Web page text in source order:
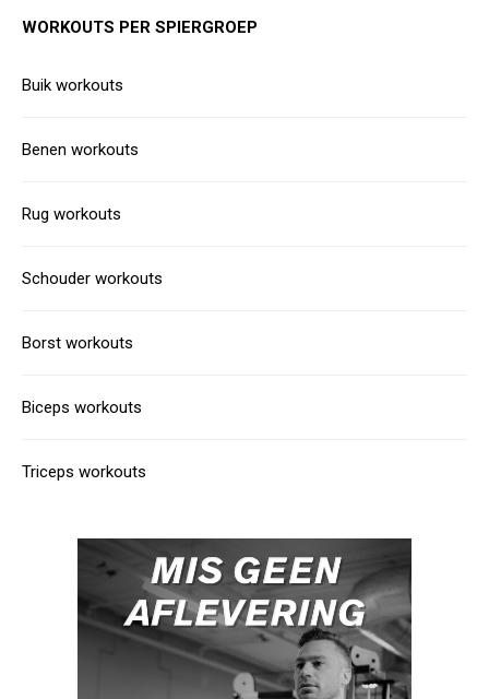
WORKOUTS PER SPIERGROEP
Buik workouts
Benen workouts
Rug workouts
Schouder workouts
Borst workouts
Biceps workouts
Triceps workouts